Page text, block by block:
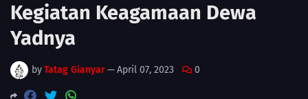
Kegiatan Keagamaan Dewa
Yadnya
byTatag Gianyar—April 07, 2023 0